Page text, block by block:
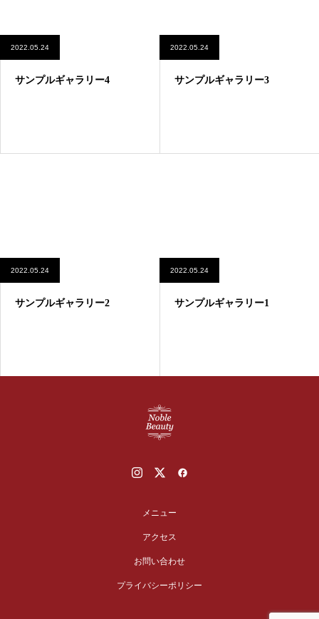
2022.05.24
サンプルギャラリー4
2022.05.24
サンプルギャラリー3
2022.05.24
サンプルギャラリー2
2022.05.24
サンプルギャラリー1
メニュー
アクセス
お問い合わせ
プライバシーポリシー